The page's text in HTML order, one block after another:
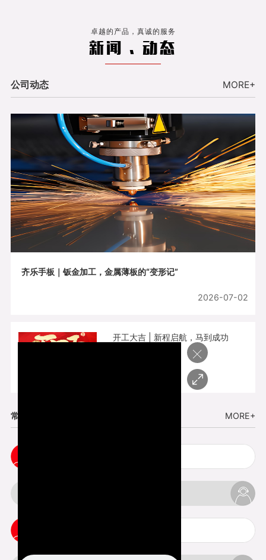
卓越的产品，真诚的服务
新闻 . 动态
公司动态 MORE+
齐乐手板｜钣金加工，金属薄板的“变形记”
2026-07-02
开工大吉 | 新程启航，马到成功
常见问题 MORE+
×